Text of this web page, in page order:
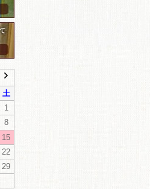
土
1
8
15
22
29